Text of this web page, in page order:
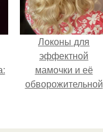
Локоны для
эффектной
мамочки и её
обворожительной